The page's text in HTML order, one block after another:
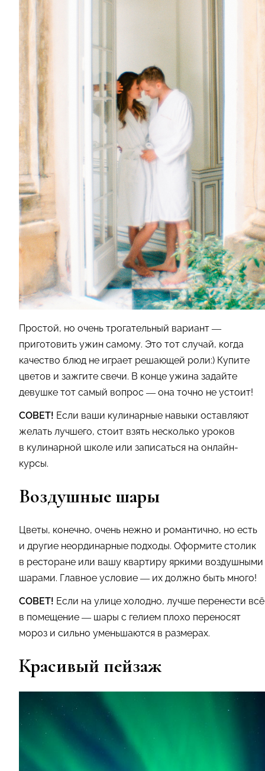
Простой, но очень трогательный вариант —
приготовить ужин самому. Это тот случай, когда
качество блюд не играет решающей роли:) Купите
цветов и зажгите свечи. В конце ужина задайте
девушке тот самый вопрос — она точно не устоит!
СОВЕТ! Если ваши кулинарные навыки оставляют
желать лучшего, стоит взять несколько уроков
в кулинарной школе или записаться на онлайн-
курсы.
Воздушные шары
Цветы, конечно, очень нежно и романтично, но есть
и другие неординарные подходы. Оформите столик
в ресторане или вашу квартиру яркими воздушными
шарами. Главное условие — их должно быть много!
СОВЕТ! Если на улице холодно, лучше перенести всё
в помещение — шары с гелием плохо переносят
мороз и сильно уменьшаются в размерах.
Красивый пейзаж